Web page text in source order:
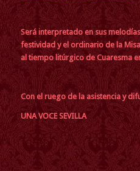
Será interpretado en sus
festividad y el ordinario de la Misa
al tiempo litúrgico de Cuaresma
Con el ruego de la asistencia y
UNA VOCE SEVILLA